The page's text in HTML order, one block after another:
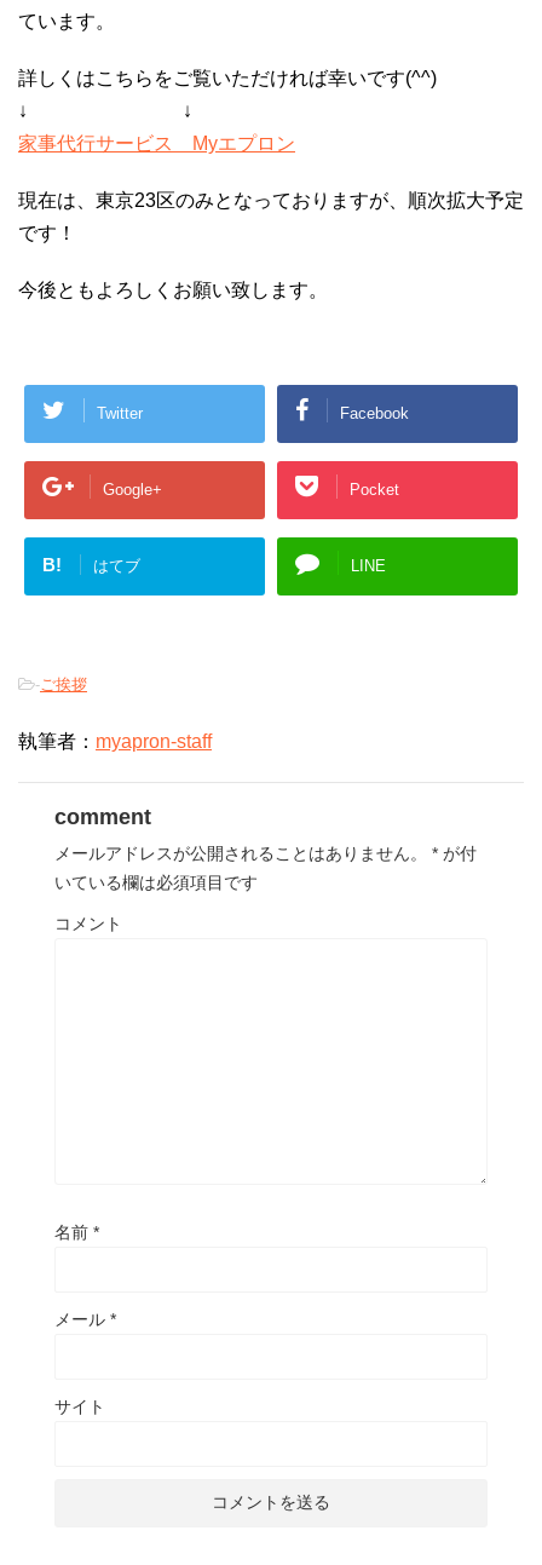
ています。
詳しくはこちらをご覧いただければ幸いです(^^)
↓ ↓
家事代行サービス Myエプロン
現在は、東京23区のみとなっておりますが、順次拡大予定
です！
今後ともよろしくお願い致します。
Twitter Facebook
Google+ Pocket
B! はてブ LINE
- ご挨拶
執筆者： myapron-staff
comment
メールアドレスが公開されることはありません。 * が付
いている欄は必須項目です
コメント
名前 *
メール *
サイト